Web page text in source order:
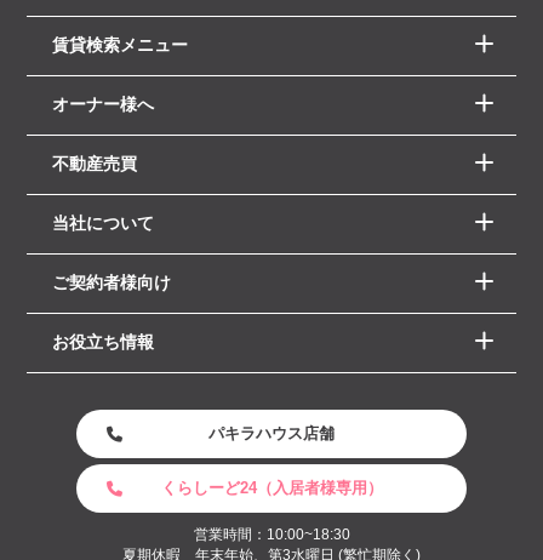
賃貸検索メニュー
オーナー様へ
不動産売買
当社について
ご契約者様向け
お役立ち情報
パキラハウス店舗
くらしーど24（入居者様専用）
営業時間：10:00~18:30
夏期休暇 年末年始、第3水曜日 (繁忙期除く)